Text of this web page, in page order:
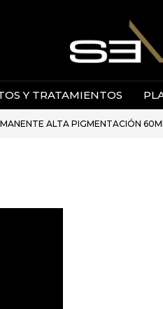
Y TRATAMIENTOS
ALTA PIGMENTACIÓN